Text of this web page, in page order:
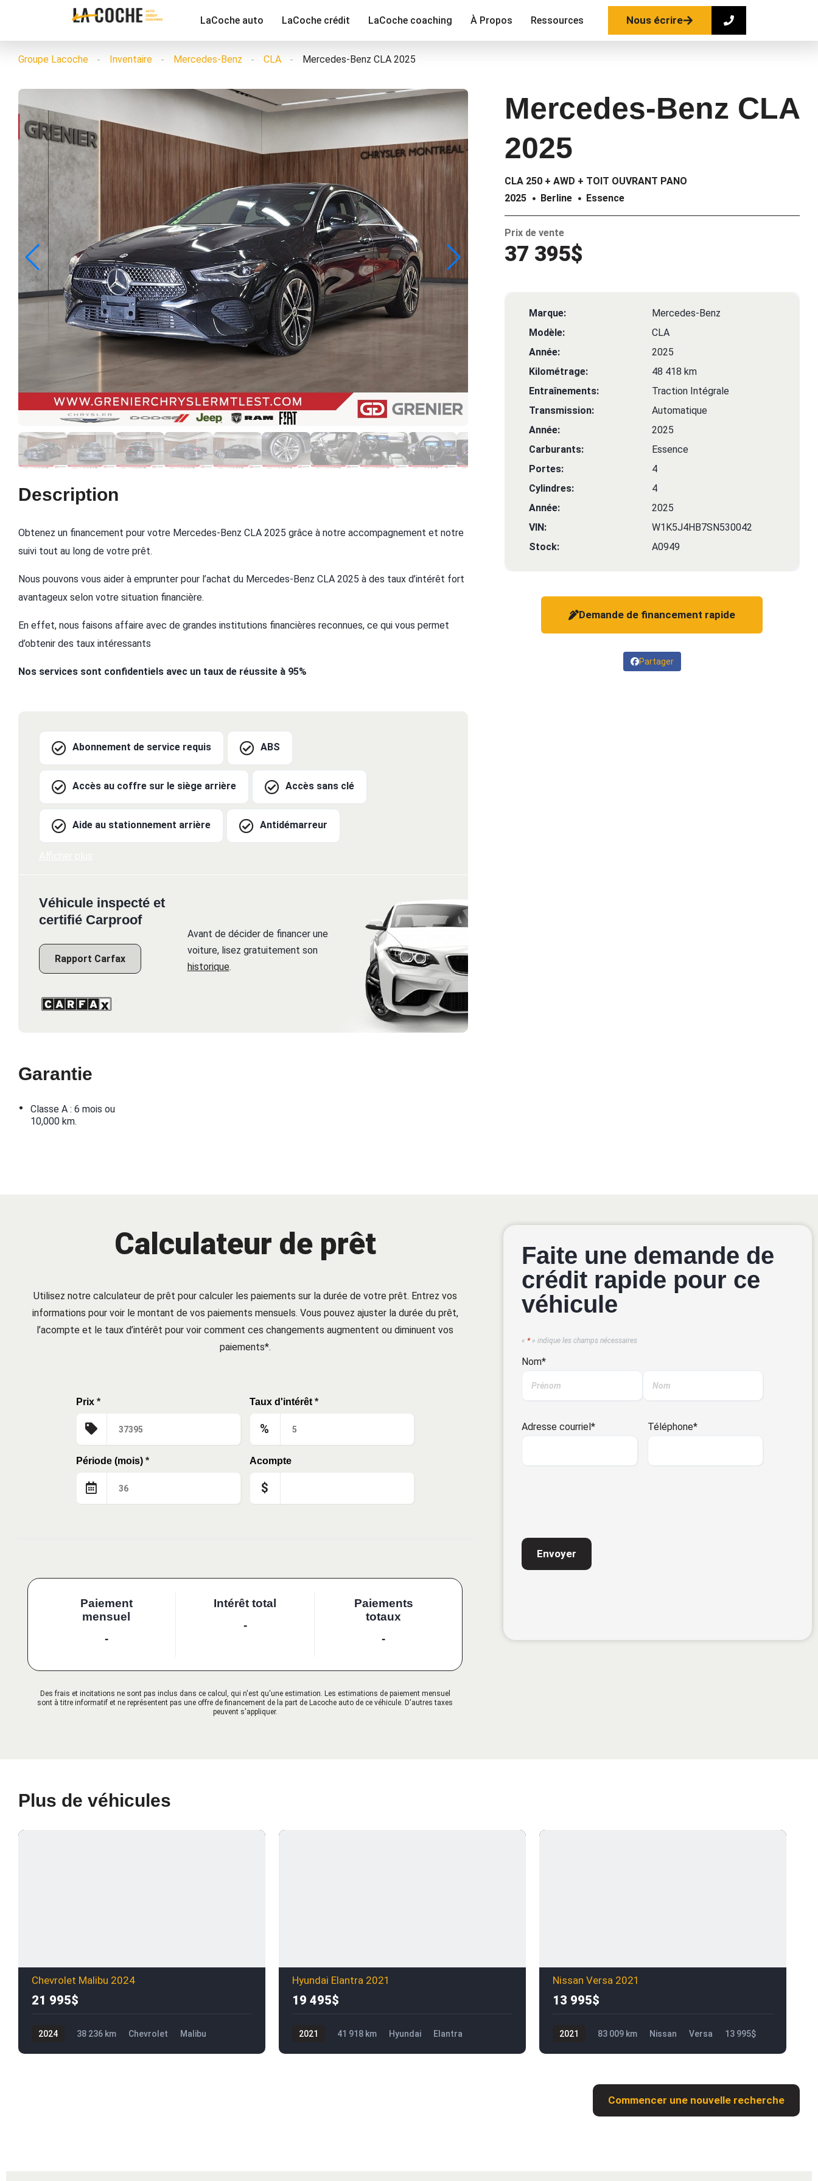
Nous écrire
LaCoche auto LaCoche crédit LaCoche coaching À Propos Ressources
Groupe Lacoche Inventaire Mercedes-Benz CLA Mercedes-Benz CLA 2025
Description
Obtenez un financement pour votre Mercedes-Benz CLA 2025 grâce à notre accompagnement et notre
suivi tout au long de votre prêt.
Nous pouvons vous aider à emprunter pour l’achat du Mercedes-Benz CLA 2025 à des taux d’intérêt fort
avantageux selon votre situation financière.
En effet, nous faisons affaire avec de grandes institutions financières reconnues, ce qui vous permet
d’obtenir des taux intéressants
Nos services sont confidentiels avec un taux de réussite à 95%
Abonnement de service requis ABS
Accès au coffre sur le siège arrière Accès sans clé
Aide au stationnement arrière Antidémarreur
Véhicule inspecté et
certifié Carproof
Rapport Carfax
Avant de décider de financer une
voiture, lisez gratuitement son
historique.
Garantie
•
Classe A : 6 mois ou
10,000 km.
Mercedes-Benz CLA
2025
CLA 250 + AWD + TOIT OUVRANT PANO
2025
Berline Essence
Prix de vente
37 395$
Marque:
Mercedes-Benz
Modèle:
CLA
Année:
2025
Kilométrage:
48 418 km
Entraînements:
Traction Intégrale
Transmission:
Automatique
Année:
2025
Carburants:
Essence
Portes:
4
Cylindres:
4
Année:
2025
VIN:
W1K5J4HB7SN530042
Stock:
A0949
Demande de financement rapide
Partager
Calculateur de prêt
Utilisez notre calculateur de prêt pour calculer les paiements sur la durée de votre prêt. Entrez vos
informations pour voir le montant de vos paiements mensuels. Vous pouvez ajuster la durée du prêt,
l’acompte et le taux d’intérêt pour voir comment ces changements augmentent ou diminuent vos
paiements*.
Prix * Taux d'intérêt *
%
Période (mois) * Acompte
$
Paiement
mensuel
-
Intérêt total
-
Paiements
totaux
-
Des frais et incitations ne sont pas inclus dans ce calcul, qui n'est qu'une estimation. Les estimations de paiement mensuel
sont à titre informatif et ne représentent pas une offre de financement de la part de Lacoche auto de ce véhicule. D'autres taxes
peuvent s'appliquer.
Faite une demande de
crédit rapide pour ce
véhicule
«*» indique les champs nécessaires
Nom*
Adresse courriel* Téléphone*
Plus de véhicules
Chevrolet Malibu 2024
21 995$
2024 38 236 km Chevrolet
Malibu
Hyundai Elantra 2021
19 495$
2021 41 918 km Hyundai
Elantra
Nissan Versa 2021
13 995$
2021 83 009 km Nissan Versa 13 995$
Commencer une nouvelle recherche